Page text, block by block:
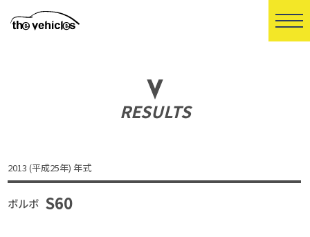
RESULTS
ボルボ S60
2013 (平成25年) 年式